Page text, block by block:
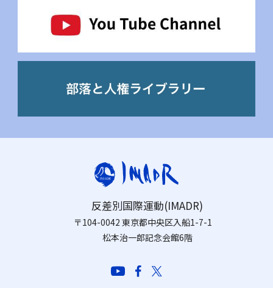
反差別国際運動(IMADR)
〒104-0042 東京都中央区入船1-7-1
松本治一郎記念会館6階